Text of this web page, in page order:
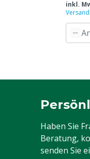
Typ
Tierarten
inkl.
Haben Sie
Beratung,
senden Sie